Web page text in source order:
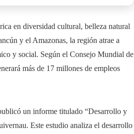
en diversidad cultural, belleza natural
y el Amazonas, la región atrae a
y social. Según el Consejo Mundial de
más de 17 millones de empleos
un informe titulado “Desarrollo y
Este estudio analiza el desarrollo